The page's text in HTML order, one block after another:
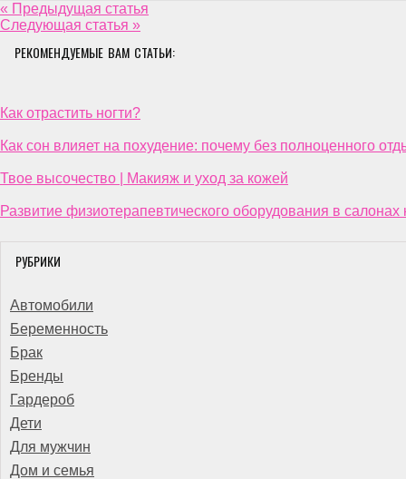
« Предыдущая статья
Следующая статья »
РЕКОМЕНДУЕМЫЕ ВАМ СТАТЬИ:
Как отрастить ногти?
Как сон влияет на похудение: почему без полноценного
Твое высочество | Макияж и уход за кожей
Развитие физиотерапевтического оборудования в
РУБРИКИ
Автомобили
Беременность
Брак
Бренды
Гардероб
Дети
Для мужчин
Дом и семья